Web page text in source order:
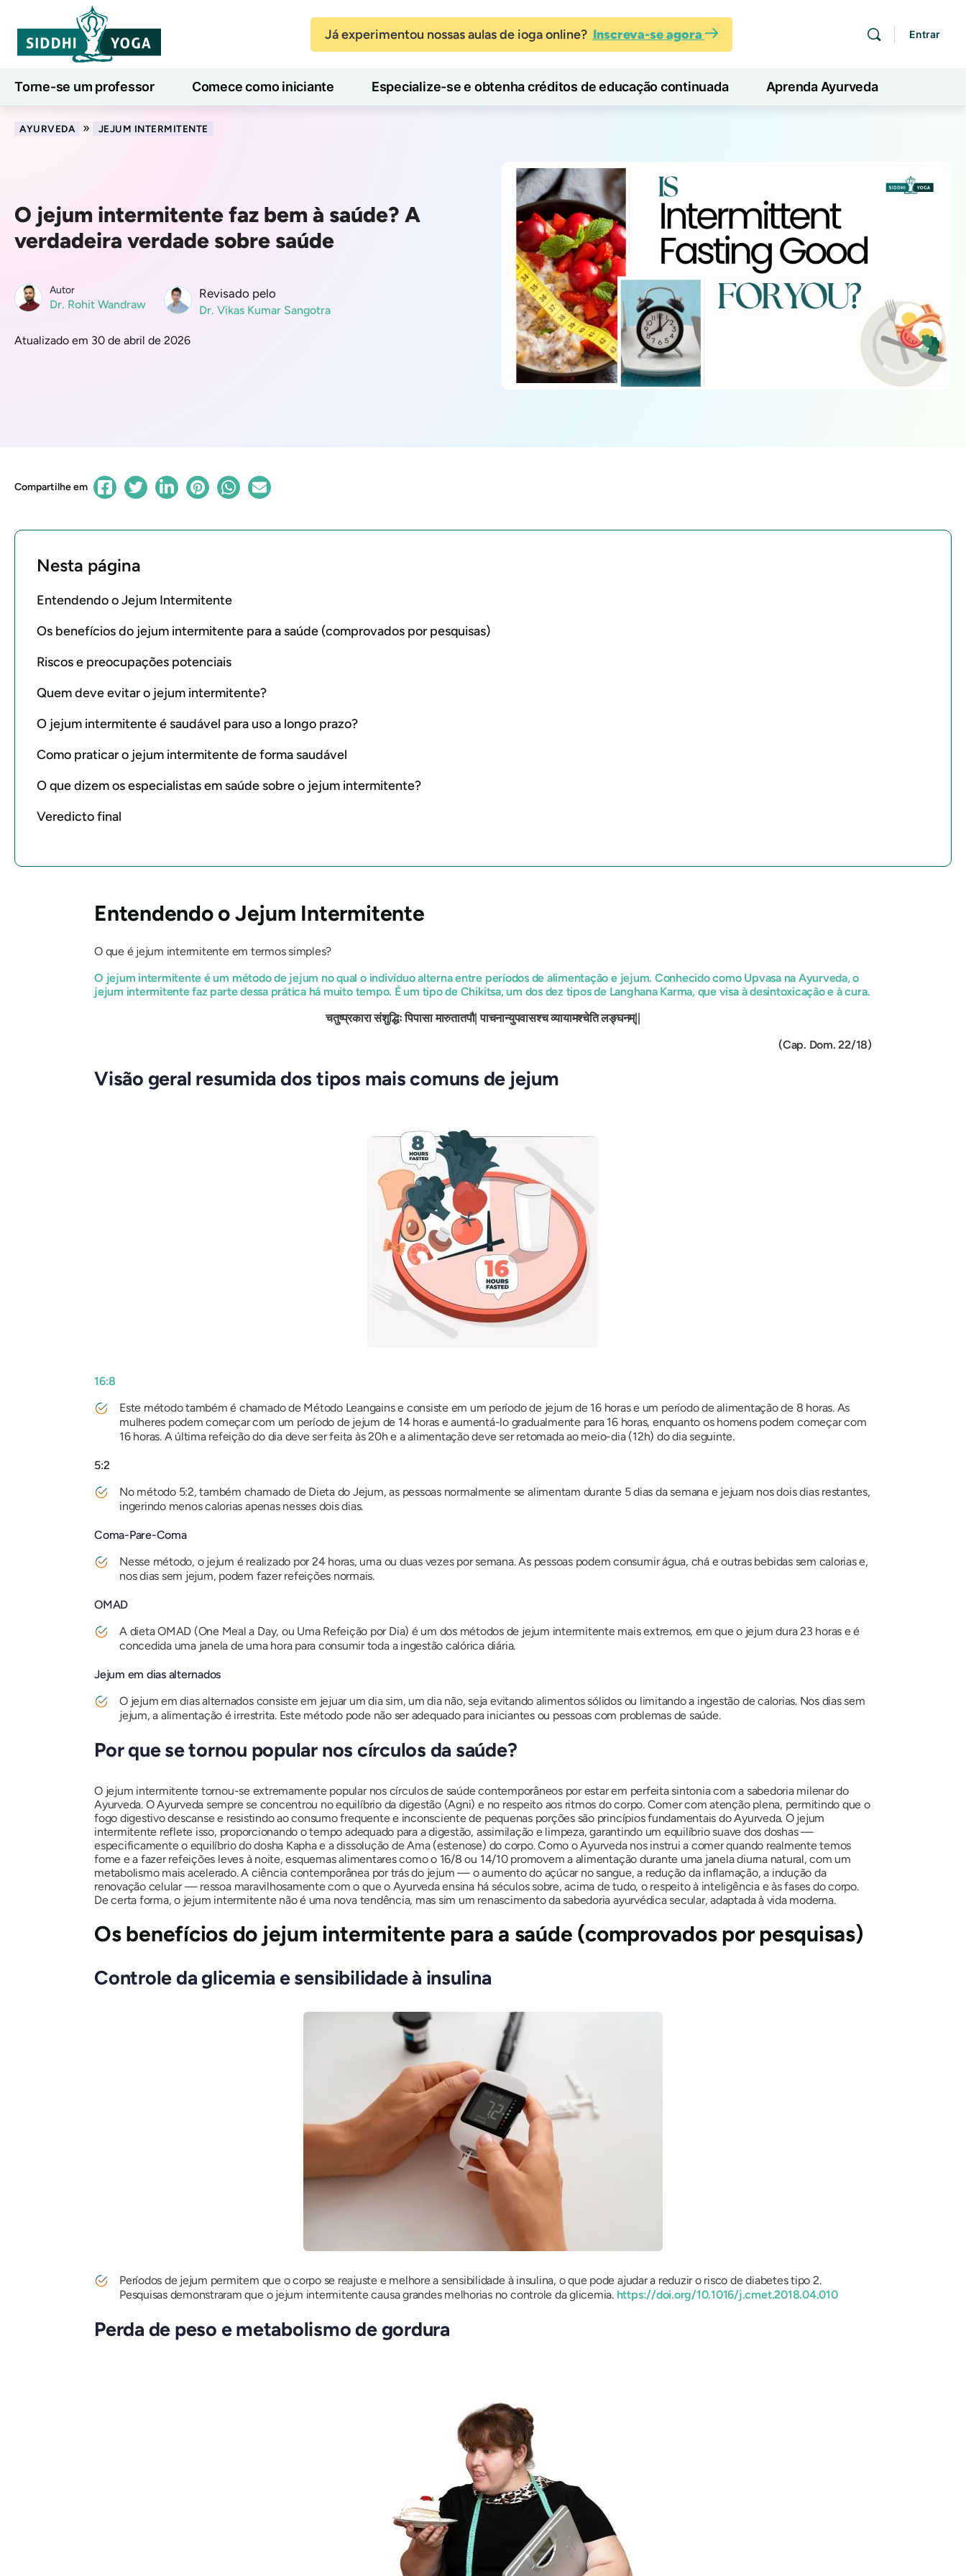
Já experimentou nossas aulas de ioga online? Inscreva-se agora Entrar
Torne-se um professor Comece como iniciante Especialize-se e obtenha créditos de educação continuada Aprenda Ayurveda
Aulas de ioga online 7 Dias de Bem-Estar
AYURVEDA » JEJUM INTERMITENTE
O jejum intermitente faz bem à saúde? A
verdadeira verdade sobre saúde
Autor
Dr. Rohit Wandraw
Revisado pelo
Dr. Vikas Kumar Sangotra
Atualizado em 30 de abril de 2026
Compartilhe em
Nesta página
Entendendo o Jejum Intermitente
Os benefícios do jejum intermitente para a saúde (comprovados por pesquisas)
Riscos e preocupações potenciais
Quem deve evitar o jejum intermitente?
O jejum intermitente é saudável para uso a longo prazo?
Como praticar o jejum intermitente de forma saudável
O que dizem os especialistas em saúde sobre o jejum intermitente?
Veredicto final
Entendendo o Jejum Intermitente
O que é jejum intermitente em termos simples?
O jejum intermitente é um método de jejum no qual o indivíduo alterna entre períodos de alimentação e jejum. Conhecido como Upvasa na Ayurveda, o
jejum intermitente faz parte dessa prática há muito tempo. É um tipo de Chikitsa, um dos dez tipos de Langhana Karma, que visa à desintoxicação e à cura.
चतुष्प्रकारासंशुद्धिःपिपासामारुतातपौ|पाचनान्युपवासश्चव्यायामश्चेतिलङ्घनम्||
(Cap. Dom. 22/18)
Visão geral resumida dos tipos mais comuns de jejum
16:8
Este método também é chamado de Método Leangains e consiste em um período de jejum de 16 horas e um período de alimentação de 8 horas. As
mulheres podem começar com um período de jejum de 14 horas e aumentá-lo gradualmente para 16 horas, enquanto os homens podem começar com
16 horas. A última refeição do dia deve ser feita às 20h e a alimentação deve ser retomada ao meio-dia (12h) do dia seguinte.
5:2
No método 5:2, também chamado de Dieta do Jejum, as pessoas normalmente se alimentam durante 5 dias da semana e jejuam nos dois dias restantes,
ingerindo menos calorias apenas nesses dois dias.
Coma-Pare-Coma
Nesse método, o jejum é realizado por 24 horas, uma ou duas vezes por semana. As pessoas podem consumir água, chá e outras bebidas sem calorias e,
nos dias sem jejum, podem fazer refeições normais.
OMAD
A dieta OMAD (One Meal a Day, ou Uma Refeição por Dia) é um dos métodos de jejum intermitente mais extremos, em que o jejum dura 23 horas e é
concedida uma janela de uma hora para consumir toda a ingestão calórica diária.
Jejum em dias alternados
O jejum em dias alternados consiste em jejuar um dia sim, um dia não, seja evitando alimentos sólidos ou limitando a ingestão de calorias. Nos dias sem
jejum, a alimentação é irrestrita. Este método pode não ser adequado para iniciantes ou pessoas com problemas de saúde.
Por que se tornou popular nos círculos da saúde?
O jejum intermitente tornou-se extremamente popular nos círculos de saúde contemporâneos por estar em perfeita sintonia com a sabedoria milenar do
Ayurveda. O Ayurveda sempre se concentrou no equilíbrio da digestão (Agni) e no respeito aos ritmos do corpo. Comer com atenção plena, permitindo que o
fogo digestivo descanse e resistindo ao consumo frequente e inconsciente de pequenas porções são princípios fundamentais do Ayurveda. O jejum
intermitente reflete isso, proporcionando o tempo adequado para a digestão, assimilação e limpeza, garantindo um equilíbrio suave dos doshas —
especificamente o equilíbrio do dosha Kapha e a dissolução de Ama (estenose) do corpo. Como o Ayurveda nos instrui a comer quando realmente temos
fome e a fazer refeições leves à noite, esquemas alimentares como o 16/8 ou 14/10 promovem a alimentação durante uma janela diurna natural, com um
metabolismo mais acelerado. A ciência contemporânea por trás do jejum — o aumento do açúcar no sangue, a redução da inflamação, a indução da
renovação celular — ressoa maravilhosamente com o que o Ayurveda ensina há séculos sobre, acima de tudo, o respeito à inteligência e às fases do corpo.
De certa forma, o jejum intermitente não é uma nova tendência, mas sim um renascimento da sabedoria ayurvédica secular, adaptada à vida moderna.
Os benefícios do jejum intermitente para a saúde (comprovados por pesquisas)
Controle da glicemia e sensibilidade à insulina
Períodos de jejum permitem que o corpo se reajuste e melhore a sensibilidade à insulina, o que pode ajudar a reduzir o risco de diabetes tipo 2.
Pesquisas demonstraram que o jejum intermitente causa grandes melhorias no controle da glicemia. https://doi.org/10.1016/j.cmet.2018.04.010
Perda de peso e metabolismo de gordura